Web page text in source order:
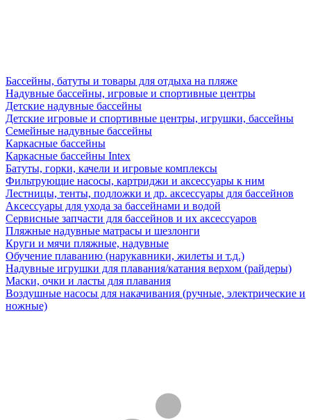
Бассейны, батуты и товары для отдыха на пляже
Надувные бассейны, игровые и спортивные центры
Детские надувные бассейны
Детские игровые и спортивные центры, игрушки, бассейны
Семейные надувные бассейны
Каркасные бассейны
Каркасные бассейны Intex
Батуты, горки, качели и игровые комплексы
Фильтрующие насосы, картриджи и аксессуары к ним
Лестницы, тенты, подложки и др. аксессуары для бассейнов
Аксессуары для ухода за бассейнами и водой
Сервисные запчасти для бассейнов и их аксессуаров
Пляжные надувные матрасы и шезлонги
Круги и мячи пляжные, надувные
Обучение плаванию (нарукавники, жилеты и т.д.)
Надувные игрушки для плавания/катания верхом (райдеры)
Маски, очки и ласты для плавания
Воздушные насосы для накачивания (ручные, электрические и
ножные)